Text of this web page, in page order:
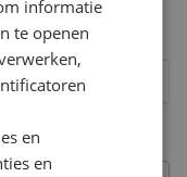
8
7
informatie
te openen
en
en